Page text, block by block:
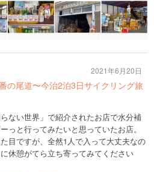
の尾道〜今治2泊3日サイクリング旅
ない世界」で紹介されたお店で水分補
っと行ってみたいと思っていたお店。
目ですが、全然1人で入って大丈夫なの
休憩がてら立ち寄ってみてください
2021年6月20日